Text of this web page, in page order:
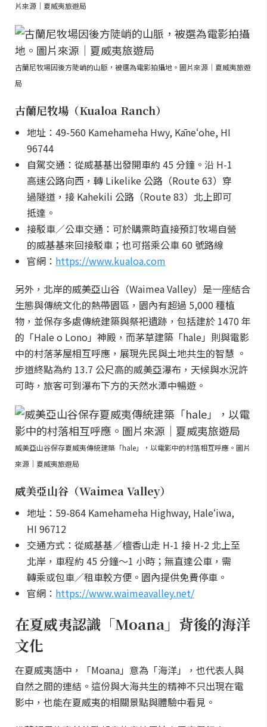
片來源｜夏威夷旅遊局
古蘭尼牧場因後方陡峭的山脈，被選為電影拍攝地。圖片來源｜夏威夷旅遊
局
古蘭尼牧場（Kualoa Ranch）
地址：49-560 Kamehameha Hwy, Kāneʻohe, HI
96744
自駕交通：從威基基出發開車約 45 分鐘。沿 H-1
高速公路向西，轉 Likelike 公路（Route 63）穿
過隧道，接 Kahekili 公路（Route 83）北上即可
抵達。
接駁車／公車交通：可於購票時直接預訂牧場自營
的威基基來回接駁車；也可搭乘公車 60 號路線
官網： https://www.kualoa.com
另外，北岸的威美亞山谷（Waimea Valley）是一座結合
生態與傳統文化的熱帶園區，園內有超過 5,000 種植
物，並保存多處傳統建築與祭祀遺跡，包括建於 1470 年
的「Hale o Lono」神殿，而茅草建築「hale」則與電影
中的村落茅屋相互呼應，展現先民與土地共生的智慧 。
步道終點為約 13.7 公尺高的威美亞瀑布，天候與水況許
可時，旅客可到瀑布下方的天然水潭中暢遊。
威美亞山谷保存夏威夷傳統建築「hale」，以電影中的村落相互呼應。圖片
來源｜夏威夷旅遊局
威美亞山谷（Waimea Valley）
地址：59-864 Kamehameha Highway, Haleʻiwa,
HI 96712
交通方式：從威基基／檀香山走 H-1 接 H-2 北上至
北岸，車程約 45 分鐘～1 小時；無直達公車，需
轉乘或包車／租車較方便。園內提供免費停車。
官網： https://www.waimeavalley.net/
在夏威夷認識「Moana」背後的海洋
文化
在夏威夷語中，「Moana」意為「海洋」，也代表人與
自然之間的連結。這份與大海共生的精神不只出現在電
影中，也能在夏威夷的相關景點與體驗中看見。